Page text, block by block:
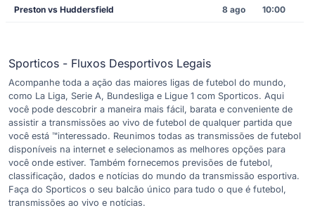
Preston vs Huddersfield 8 ago 10:00
Sporticos - Fluxos Desportivos Legais
Acompanhe toda a ação das maiores ligas de futebol do mundo,
como La Liga, Serie A, Bundesliga e Ligue 1 com Sporticos. Aqui
você pode descobrir a maneira mais fácil, barata e conveniente de
assistir a transmissões ao vivo de futebol de qualquer partida que
você está ™interessado. Reunimos todas as transmissões de futebol
disponíveis na internet e selecionamos as melhores opções para
você onde estiver. Também fornecemos previsões de futebol,
classificação, dados e notícias do mundo da transmissão esportiva.
Faça do Sporticos o seu balcão único para tudo o que é futebol,
transmissões ao vivo e notícias.